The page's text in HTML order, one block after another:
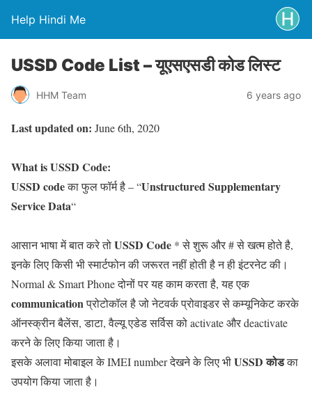
Help Hindi Me
USSD Code List – यूएसएसडी कोड लिस्ट
HHM Team 6 years ago
Last updated on: June 6th, 2020
What is USSD Code:
USSD codeका फुल फॉर्म है – “Unstructured Supplementary
Service Data“
आसान भाषा में बात करे तोUSSD Code * से शुरू और # से खत्म होते है,
इनके लिए किसी भी स्मार्टफोन की जरूरत नहीं होती है न ही इंटरनेट की।
Normal & Smart Phone दोनों पर यह काम करता है, यह एक
communicationप्रोटोकॉल है जो नेटवर्क प्रोवाइडर से कम्यूनिकेट करके
ऑनस्क्रीन बैलेंस, डाटा, वैल्यू एडेड सर्विस को activate और deactivate
करने के लिए किया जाता है।
इसके अलावा मोबाइल के IMEI number देखने के लिए भीUSSD कोडका
उपयोग किया जाता है।